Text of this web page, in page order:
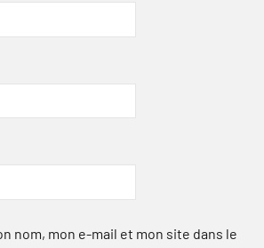
nom, mon e-mail et mon site dans le